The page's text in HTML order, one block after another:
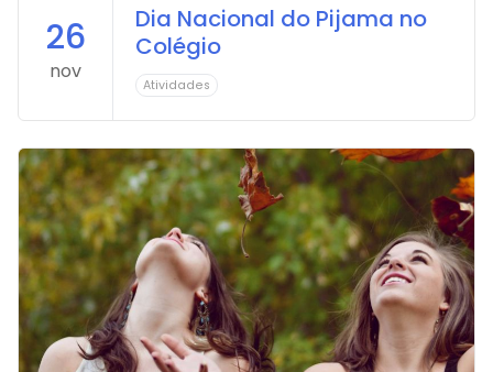
26
nov
Dia Nacional do Pijama no
Colégio
Atividades